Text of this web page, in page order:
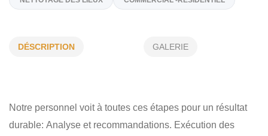
Spécialités
NETTOYAGE DES LIEUX COMMERCIAL -RÉSIDENTIEL
DÉSCRIPTION GALERIE
Notre personnel voit à toutes ces étapes pour un résultat
durable: Analyse et recommandations. Exécution des